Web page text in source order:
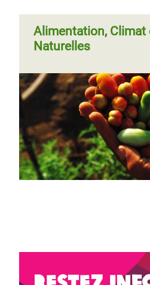
Alimentation, Climat
Naturelles